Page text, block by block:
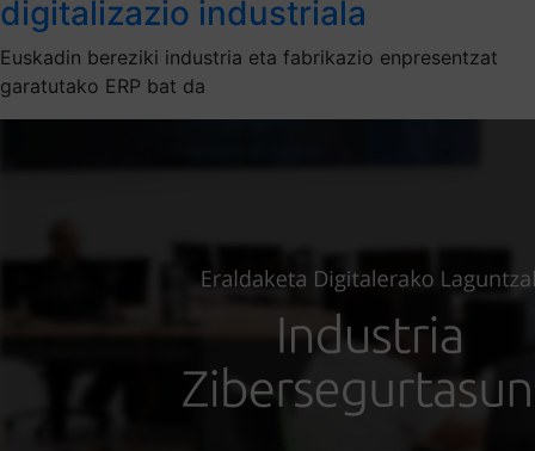
digitalizazio industriala
Euskadin bereziki industria eta fabrikazio enpresentzat
garatutako ERP bat da